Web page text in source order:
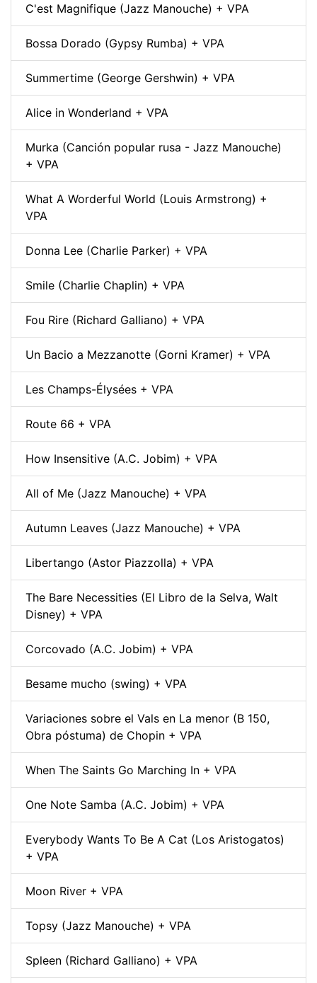
C'est Magnifique (Jazz Manouche) + VPA
Bossa Dorado (Gypsy Rumba) + VPA
Summertime (George Gershwin) + VPA
Alice in Wonderland + VPA
Murka (Canción popular rusa - Jazz Manouche)
+ VPA
What A Worderful World (Louis Armstrong) +
VPA
Donna Lee (Charlie Parker) + VPA
Smile (Charlie Chaplin) + VPA
Fou Rire (Richard Galliano) + VPA
Un Bacio a Mezzanotte (Gorni Kramer) + VPA
Les Champs-Élysées + VPA
Route 66 + VPA
How Insensitive (A.C. Jobim) + VPA
All of Me (Jazz Manouche) + VPA
Autumn Leaves (Jazz Manouche) + VPA
Libertango (Astor Piazzolla) + VPA
The Bare Necessities (El Libro de la Selva, Walt
Disney) + VPA
Corcovado (A.C. Jobim) + VPA
Besame mucho (swing) + VPA
Variaciones sobre el Vals en La menor (B 150,
Obra póstuma) de Chopin + VPA
When The Saints Go Marching In + VPA
One Note Samba (A.C. Jobim) + VPA
Everybody Wants To Be A Cat (Los Aristogatos)
+ VPA
Moon River + VPA
Topsy (Jazz Manouche) + VPA
Spleen (Richard Galliano) + VPA